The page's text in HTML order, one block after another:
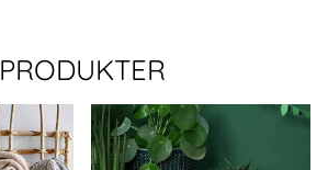
PRODUKTER